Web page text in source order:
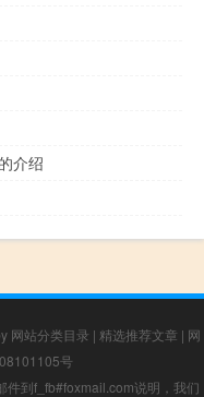
介绍
网站分类目录 | 精选推荐文章 | 网
号
件到f_fb#foxmail.com说明，我们